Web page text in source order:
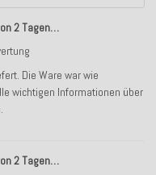
2 Tagen…
Die Ware war wie
wichtigen Informationen über
2 Tagen…